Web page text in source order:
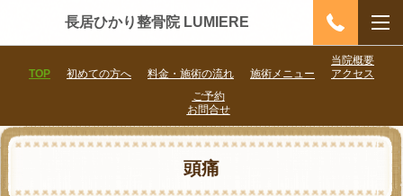
長居ひかり整骨院 LUMIERE
TOP 初めての方へ 料金・施術の流れ 施術メニュー
当院概要
アクセス
ご予約
お問合せ
頭痛